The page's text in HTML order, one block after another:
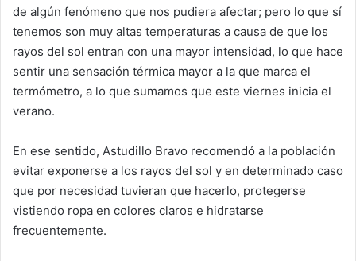
de algún fenómeno que nos pudiera afectar; pero lo que sí
tenemos son muy altas temperaturas a causa de que los
rayos del sol entran con una mayor intensidad, lo que hace
sentir una sensación térmica mayor a la que marca el
termómetro, a lo que sumamos que este viernes inicia el
verano.
En ese sentido, Astudillo Bravo recomendó a la población
evitar exponerse a los rayos del sol y en determinado caso
que por necesidad tuvieran que hacerlo, protegerse
vistiendo ropa en colores claros e hidratarse
frecuentemente.